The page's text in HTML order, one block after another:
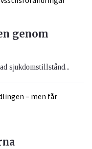
genom
sjukdomstillstånd...